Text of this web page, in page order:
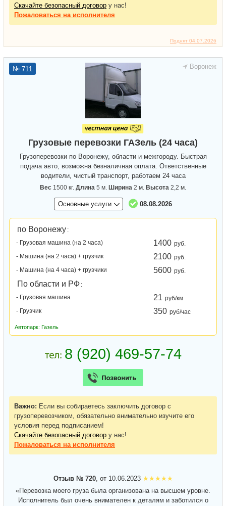
Поднят 04.07.2026
Скачайте безопасный договор у нас!
Пожаловаться на исполнителя
Воронеж
№ 711
Грузовые перевозки ГАЗель (24 часа)
Грузоперевозки по Воронежу, области и межгороду. Быстрая
подача авто, возможна безналичная оплата. Ответственные
водители, чистый транспорт, работаем 24 часа
Вес 1500 кг. Длина 5 м. Ширина 2 м. Высота 2,2 м.
Основные услуги 08.08.2026
по Воронежу :
- Грузовая машина (на 2 часа)
1400 руб.
- Машина (на 2 часа) + грузчик
2100 руб.
- Машина (на 4 часа) + грузчики
5600 руб.
По области и РФ :
- Грузовая машина
21 руб/км
- Грузчик
350 руб/час
Автопарк: Газель
Важно: Если вы собираетесь заключить договор с
грузоперевозчиком, обязательно внимательно изучите его
условия перед подписанием!
Скачайте безопасный договор у нас!
Пожаловаться на исполнителя
Отзыв № 720, от 10.06.2023
«Перевозка моего груза была организована на высшем уровне.
Исполнитель был очень внимателен к деталям и заботился о